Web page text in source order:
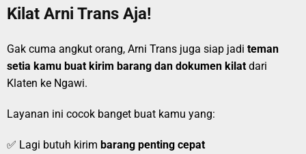
Kilat Arni Trans Aja!
Gak cuma angkut orang, Arni Trans juga siap jadi teman
setia kamu buat kirim barang dan dokumen kilat dari
Klaten ke Ngawi.
Layanan ini cocok banget buat kamu yang:
✅ Lagi butuh kirim barang penting cepat